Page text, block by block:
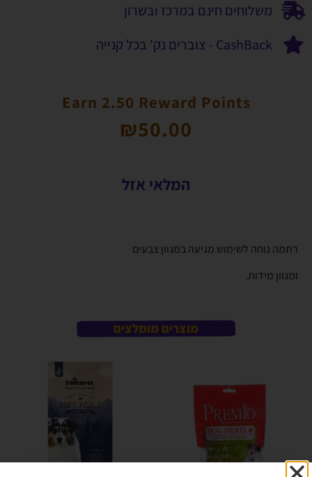
משלוחים חינם במרכז ובשרון
CashBack - צוברים נק' בכל קנייה
Earn 2.50 Reward Points
₪50.00
המלאי אזל
רתמה נוחה לשימוש מגיעה במגוון צבעים
ומגוון מידות.
מוצרים מומלצים